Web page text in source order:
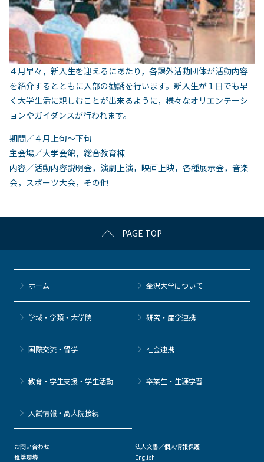
４月早々，新入生を迎えるにあたり，各課外活動団体が活動内容
を紹介するとともに入部の勧誘を行います。新入生が１日でも早
く大学生活に親しむことが出来るように，様々なオリエンテーシ
ョンやガイダンスが行われます。
期間／４月上旬〜下旬
主会場／大学会館，総合教育棟
内容／活動内容説明会，演劇上演，映画上映，各種展示会，音楽
会，スポーツ大会，その他
PAGE TOP
ホーム 金沢大学について
学域・学類・大学院 研究・産学連携
国際交流・留学 社会連携
教育・学生支援・学生活動 卒業生・生涯学習
⼊試情報・高大院接続
お問い合わせ
推奨環境
法人文書／個人情報保護
English